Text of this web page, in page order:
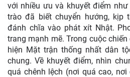
với nhiều ưu và khuyết điểm
trào đã biết chuyển hướng, kịp
đánh chĩa vào phát xít Nhật.
trang mạnh mẽ. Trong cuộc
hiện Mặt trận thống nhất dân
chung. Về khuyết điểm, nhìn
quá chênh lệch (nơi quá cao,